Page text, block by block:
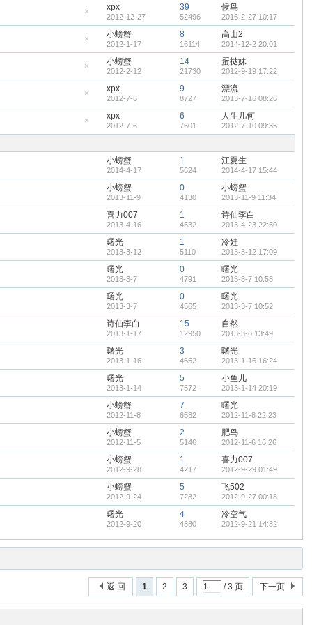
藏
置
帖
xpx
2012-12-27
39
52496
候鸟
2016-2-27 10:17
藏
置
帖
小螃蟹
2012-1-17
8
16114
高山2
2014-12-2 20:01
藏
置
帖
小螃蟹
2012-2-12
14
21730
蛋挞妹
2012-9-19 17:22
藏
置
帖
xpx
2012-7-6
9
8727
漂流
2013-7-16 08:26
藏
顶
xpx
2012-7-6
6
7601
人生几何
2012-7-10 09:35
小螃蟹
2014-4-17
1
5624
江夏生
2014-4-17 15:44
小螃蟹
2013-11-9
0
4130
小螃蟹
2013-11-9 11:34
喜力007
2013-4-16
1
4532
诗仙李白
2013-4-23 22:50
曙光
2013-3-12
1
5110
冷娃
2013-3-12 17:09
曙光
2013-3-7
0
4791
曙光
2013-3-7 10:58
曙光
2013-3-7
0
4565
曙光
2013-3-7 10:52
诗仙李白
2013-1-17
15
12950
自然
2013-3-6 13:49
曙光
2013-1-16
3
4652
曙光
2013-1-16 16:24
曙光
2013-1-14
5
7572
小鱼儿
2013-1-14 20:19
小螃蟹
2012-11-8
7
6582
曙光
2012-11-8 22:23
小螃蟹
2012-11-5
2
5146
肥鸟
2012-11-6 16:26
小螃蟹
2012-9-28
1
4217
喜力007
2012-9-29 01:49
小螃蟹
2012-9-24
5
7282
飞502
2012-9-27 00:18
曙光
2012-9-20
4
4880
冷空气
2012-9-21 14:32
1 2 3 / 3 页 下一页
返 回